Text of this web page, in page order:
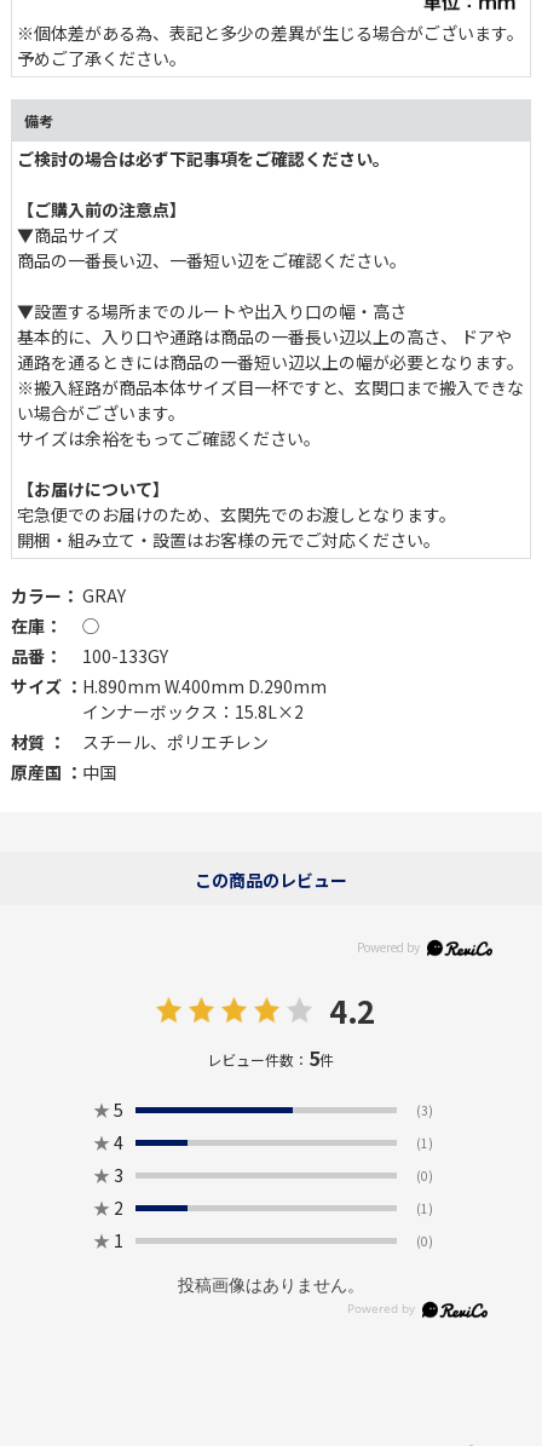
こだわりのシェイプと光沢のある美しい輝きが魅力のシルバーパー
ツは、METAL PRODUCTS特有のカラーリングに負けず劣らず主張
します。さりげなく施されたロゴプレートも、所有欲を満たす一因
です。
分別しやすい 2コンパートメント式
自然な動作の中でゴミを分別できる上下2段構造。縦型設計なの
で、限られたスペースにもすっきり収まります。キッチンやオフィ
ス、ガレージなど幅広いシーンで活躍する機能性も魅力。
設置からお手入れまでスッキリ楽々
上下それぞれに取り外し可能なインナーボックス付き(15.8L×2)。
ゴミ袋の交換やお手入れもスムーズに行えます。取手で袋を固定す
れば、ズレにくく安心。
※個体差がある為、表記と多少の差異が生じる場合がございます。
予めご了承ください。
備考
ご検討の場合は必ず下記事項をご確認ください。
【ご購入前の注意点】
▼商品サイズ
商品の一番長い辺、一番短い辺をご確認ください。
▼設置する場所までのルートや出入り口の幅・高さ
基本的に、入り口や通路は商品の一番長い辺以上の高さ、 ドア
通路を通るときには商品の一番短い辺以上の幅が必要となります。
※搬入経路が商品本体サイズ目一杯ですと、玄関口まで搬入できな
い場合がございます。
サイズは余裕をもってご確認ください。
【お届けについて】
宅急便でのお届けのため、玄関先でのお渡しとなります。
開梱・組み立て・設置はお客様の元でご対応ください。
カラー： GRAY
在庫：
◯
品番：
100-133GY
サイズ ： H.890mm W.400mm D.290mm
インナーボックス：15.8L×2
材質 ：
スチール、ポリエチレン
原産国 ： 中国
この商品のレビュー
4.2
レビュー件数： 5件
★ 5 (3)
★ 4 (1)
★ 3 (0)
★ 2 (1)
★ 1 (0)
投稿画像はありません。